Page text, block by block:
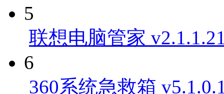
5
联想电脑管家
6
360系统急救箱